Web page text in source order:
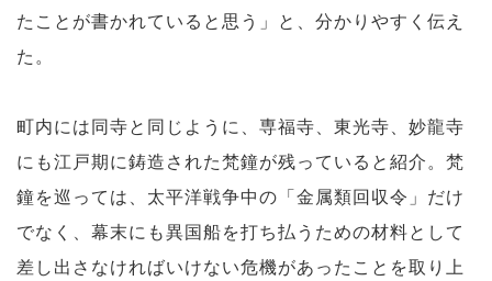
たことが書かれていると思う」と、分かりやすく伝え
た。
町内には同寺と同じように、専福寺、東光寺、妙龍寺
にも江戸期に鋳造された梵鐘が残っていると紹介。梵
鐘を巡っては、太平洋戦争中の「金属類回収令」だけ
でなく、幕末にも異国船を打ち払うための材料として
差し出さなければいけない危機があったことを取り上